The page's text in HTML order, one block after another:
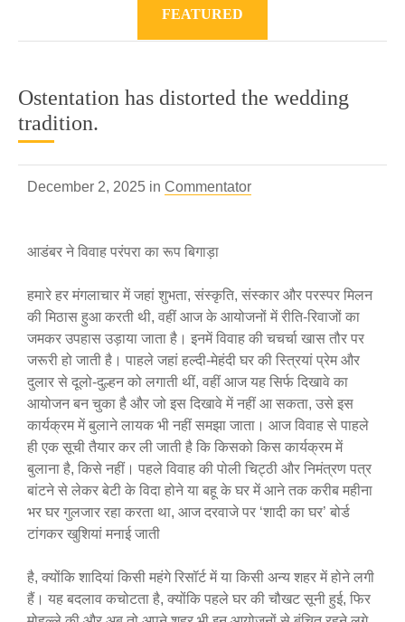
FEATURED
Ostentation has distorted the wedding
tradition.
December 2, 2025 in Commentator
आडंबर ने विवाह परंपरा का रूप बिगाड़ा
हमारे हर मंगलाचार में जहां शुभता, संस्कृति, संस्कार और परस्पर मिलन
की मिठास हुआ करती थी, वहीं आज के आयोजनों में रीति-रिवाजों का
जमकर उपहास उड़ाया जाता है। इनमें विवाह की चचर्चा खास तौर पर
जरूरी हो जाती है। पाहले जहां हल्दी-मेहंदी घर की स्त्रियां प्रेम और
दुलार से दूलो-दुल्हन को लगाती थीं, वहीं आज यह सिर्फ दिखावे का
आयोजन बन चुका है और जो इस दिखावे में नहीं आ सकता, उसे इस
कार्यक्रम में बुलाने लायक भी नहीं समझा जाता। आज विवाह से पाहले
ही एक सूची तैयार कर ली जाती है कि किसको किस कार्यक्रम में
बुलाना है, किसे नहीं। पहले विवाह की पोली चिट्ठी और निमंत्रण पत्र
बांटने से लेकर बेटी के विदा होने या बहू के घर में आने तक करीब महीना
भर घर गुलजार रहा करता था, आज दरवाजे पर ‘शादी का घर’ बोर्ड
टांगकर खुशियां मनाई जाती
है, क्योंकि शादियां किसी महंगे रिसॉर्ट में या किसी अन्य शहर में होने लगी
हैं। यह बदलाव कचोटता है, क्योंकि पहले घर की चौखट सूनी हुई, फिर